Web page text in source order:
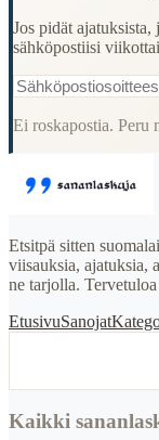
Jos pidät ajatuksista,
sähköpostiisi
Ei roskapostia. Peru
Etsitpä sitten
viisauksia, ajatuksia,
ne tarjolla.
EtusivuSanojat
Kaikki